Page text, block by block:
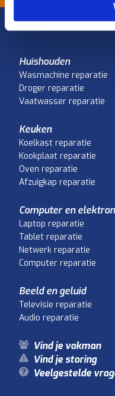
Huishouden
Wasmachine reparatie
Droger reparatie
Vaatwasser reparatie
Keuken
Koelkast reparatie
Kookplaat reparatie
Oven reparatie
Afzuigkap reparatie
Computer en
Laptop reparatie
Tablet reparatie
Netwerk reparatie
Computer reparatie
Beeld en geluid
Televisie reparatie
Audio reparatie
Vind je vakman
Vind je storing
Veelgestelde